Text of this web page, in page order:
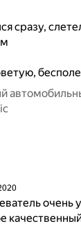
сразу,
очень